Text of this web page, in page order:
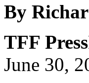
By
TFF
June 30,